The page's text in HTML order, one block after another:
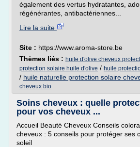
également des vertus hydratantes,
régénérantes, antibactériennes...
Lire la suite
Site : https://www.aroma-store.be
Thèmes liés : huile d'olive cheveux
protection solaire huile d'olive / huile
/ huile naturelle protection solaire
cheveux bio
Soins cheveux : quelle
pour vos cheveux ...
Accueil Beauté Cheveux Conseils
cheveux : 5 conseils pour protéger ses
soleil